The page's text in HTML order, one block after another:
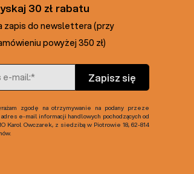
30 zł rabatu
zapis do newslettera (przy
powyżej 350 zł)
Zapisz się
zgodę na otrzymywanie na podany przeze
e-mail informacji handlowych pochodzących od
Karol Owczarek, z siedzibą w Piotrowie 18, 62-814